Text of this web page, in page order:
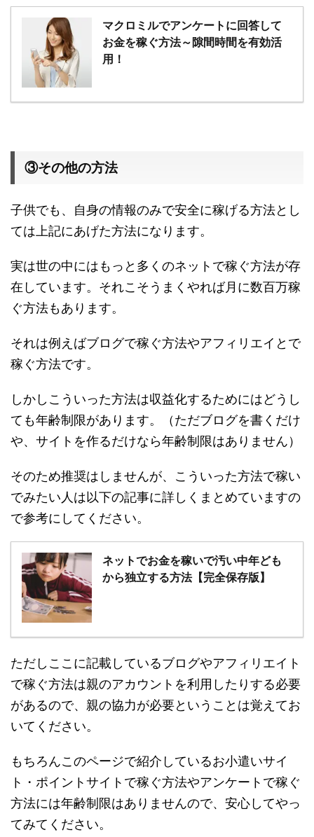
マクロミルでアンケートに回答して
お金を稼ぐ方法～隙間時間を有効活
用！
③その他の方法
子供でも、自身の情報のみで安全に稼げる方法とし
ては上記にあげた方法になります。
実は世の中にはもっと多くのネットで稼ぐ方法が存
在しています。それこそうまくやれば月に数百万稼
ぐ方法もあります。
それは例えばブログで稼ぐ方法やアフィリエイとで
稼ぐ方法です。
しかしこういった方法は収益化するためにはどうし
ても年齢制限があります。（ただブログを書くだけ
や、サイトを作るだけなら年齢制限はありません）
そのため推奨はしませんが、こういった方法で稼い
でみたい人は以下の記事に詳しくまとめていますの
で参考にしてください。
ネットでお金を稼いで汚い中年ども
から独立する方法【完全保存版】
ただしここに記載しているブログやアフィリエイト
で稼ぐ方法は親のアカウントを利用したりする必要
があるので、親の協力が必要ということは覚えてお
いてください。
もちろんこのページで紹介しているお小遣いサイ
ト・ポイントサイトで稼ぐ方法やアンケートで稼ぐ
方法には年齢制限はありませんので、安心してやっ
てみてください。